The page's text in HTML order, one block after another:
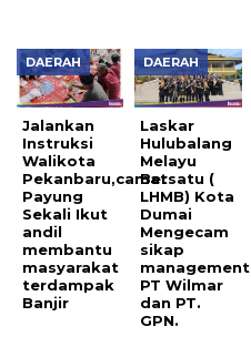
DAERAH
Jalankan
Instruksi
Walikota
Pekanbaru,camat
Payung
Sekali Ikut
andil
membantu
masyarakat
terdampak
Banjir
DAERAH
Laskar
Hulubalang
Melayu
Bersatu (
LHMB) Kota
Dumai
Mengecam
sikap
management
PT Wilmar
dan PT.
GPN.